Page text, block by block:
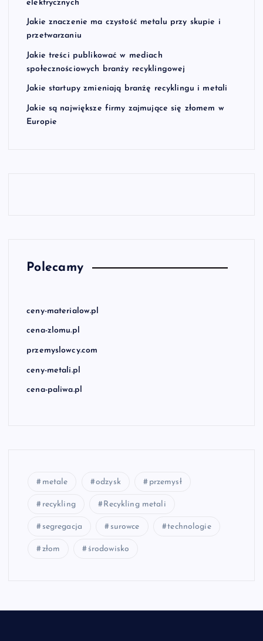
elektrycznych
Jakie znaczenie ma czystość metalu przy skupie i
przetwarzaniu
Jakie treści publikować w mediach
społecznościowych branży recyklingowej
Jakie startupy zmieniają branżę recyklingu i metali
Jakie są największe firmy zajmujące się złomem w
Europie
Polecamy
ceny-materialow.pl
cena-zlomu.pl
przemyslowcy.com
ceny-metali.pl
cena-paliwa.pl
metale odzysk przemysł
recykling Recykling metali
segregacja surowce technologie
złom środowisko